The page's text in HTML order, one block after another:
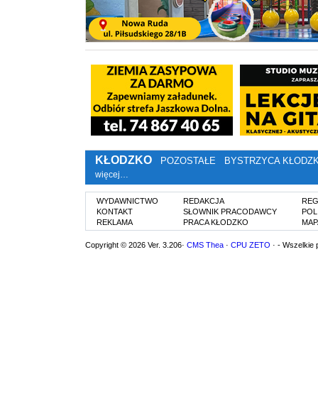
KŁODZKO POZOSTAŁE BYSTRZYCA
więcej…
WYDAWNICTWO
KONTAKT
REKLAMA
REDAKCJA
SŁOWNIK PRACODAWCY
PRACA KŁODZKO
Copyright © 2026 Ver. 3.206· CMS Thea · CPU ZETO · - Wszelkie